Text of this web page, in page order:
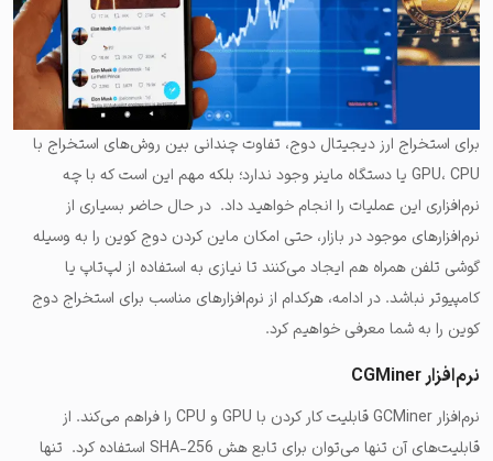
برای استخراج ارز دیجیتال دوج، تفاوت چندانی بین روش‌های استخراج با
GPU، CPU یا دستگاه ماینر وجود ندارد؛ بلکه مهم این است که با چه
نرم‌افزاری این عملیات را انجام خواهید داد. در حال حاضر بسیاری از
نرم‌افزارهای موجود در بازار، حتی امکان ماین کردن دوج کوین را به وسیله
گوشی تلفن همراه هم ایجاد می‌کنند تا نیازی به استفاده از لپ‌تاپ یا
کامپیوتر نباشد. در ادامه، هرکدام از نرم‌افزارهای مناسب برای استخراج دوج
کوین را به شما معرفی خواهیم کرد.
نرم‌افزار CGMiner
نرم‌افزار GCMiner قابلیت کار کردن با GPU و CPU را فراهم می‌کند. از
قابلیت‌های آن تنها می‌توان برای تابع هش SHA-256 استفاده کرد. تنها